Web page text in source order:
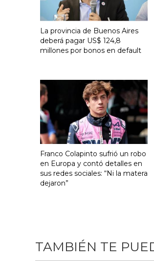
La provincia de Buenos Aires
deberá pagar US$ 124,8
millones por bonos en default
Franco Colapinto sufrió un robo
en Europa y contó detalles en
sus redes sociales: “Ni la matera
dejaron”
TAMBIÉN TE